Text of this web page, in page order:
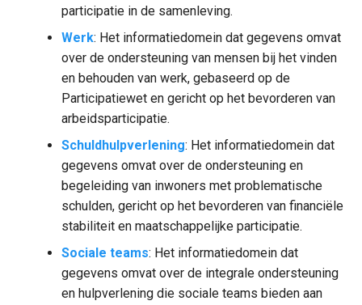
participatie in de samenleving.
Werk: Het informatiedomein dat gegevens omvat
over de ondersteuning van mensen bij het vinden
en behouden van werk, gebaseerd op de
Participatiewet en gericht op het bevorderen van
arbeidsparticipatie.
Schuldhulpverlening: Het informatiedomein dat
gegevens omvat over de ondersteuning en
begeleiding van inwoners met problematische
schulden, gericht op het bevorderen van financiële
stabiliteit en maatschappelijke participatie.
Sociale teams: Het informatiedomein dat
gegevens omvat over de integrale ondersteuning
en hulpverlening die sociale teams bieden aan